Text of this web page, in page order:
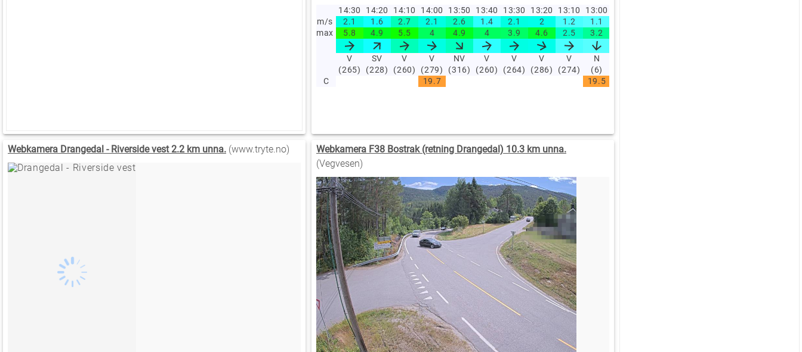
14:30 14:20 14:10 14:00 13:50 13:40 13:30 13:20 13:10 13:00
m/s
2.1 1.6 2.7 2.1 2.6 1.4 2.1 2 1.2 1.1
max
5.8 4.9 5.5 4 4.9 4 3.9 4.6 2.5 3.2
V
(265)
SV
(228)
V
(260)
V
(279)
NV
(316)
V
(260)
V
(264)
V
(286)
V
(274)
N
(6)
C
19.7 19.5
Webkamera Drangedal - Riverside vest 2.2 km unna. (www.tryte.no)
Webkamera F38 Bostrak (retning Drangedal) 10.3 km unna.
(Vegvesen)